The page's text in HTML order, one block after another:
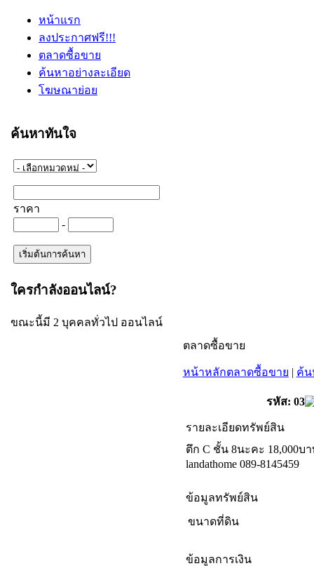
หน้าแรก
ลงประกาศฟรี!!!
ตลาดซื้อขาย
ค้นหาอย่างละเอียด
โฆษณาย่อย
ค้นหาทันใจ
ราคา
-
ใครกำลังออนไลน์?
ขณะนี้มี 2 บุคคลทั่วไป ออนไลน์
ตลาดซื้อขาย
หน้าหลักตลาดซื้อขาย | ค้น
รหัส: 03
รายละเอียดทรัพย์สิน
ตึก C ชั้น 8นะคะ 18,000บ
landathome 089-8145459
ข้อมูลทรัพย์สิน
ขนาดที่ดิน
ข้อมูลการเงิน